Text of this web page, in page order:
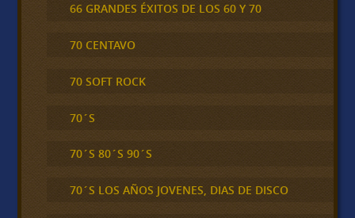
66 GRANDES ÉXITOS DE LOS 60 Y 70
70 CENTAVO
70 SOFT ROCK
70´S
70´S 80´S 90´S
70´S LOS AÑOS JOVENES, DIAS DE DISCO